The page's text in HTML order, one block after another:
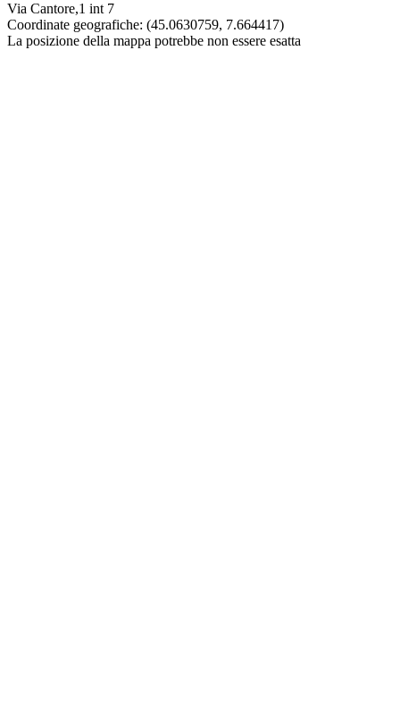
Via Cantore,1 int 7
Coordinate geografiche: (45.0630759, 7.664417)
La posizione della mappa potrebbe non essere esatta